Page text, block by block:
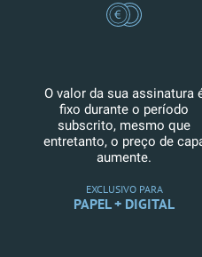
O valor da sua assinatura
fixo durante o período
subscrito, mesmo que
entretanto, o preço de
aumente.
EXCLUSIVO PARA
PAPEL + DIGITAL